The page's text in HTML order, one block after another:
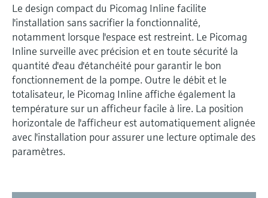
Le design compact du Picomag Inline facilite
l'installation sans sacrifier la fonctionnalité,
notamment lorsque l'espace est restreint. Le Picomag
Inline surveille avec précision et en toute sécurité la
quantité d'eau d'étanchéité pour garantir le bon
fonctionnement de la pompe. Outre le débit et le
totalisateur, le Picomag Inline affiche également la
température sur un afficheur facile à lire. La position
horizontale de l'afficheur est automatiquement alignée
avec l'installation pour assurer une lecture optimale des
paramètres.